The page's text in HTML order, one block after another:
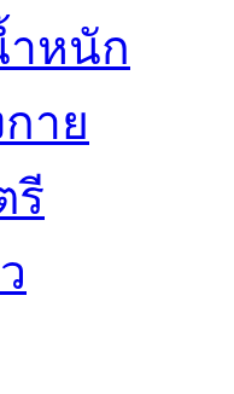
ำหนัก
าย
รี